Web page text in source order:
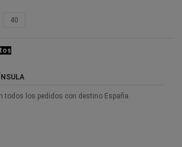
40
todos los pedidos con destino España